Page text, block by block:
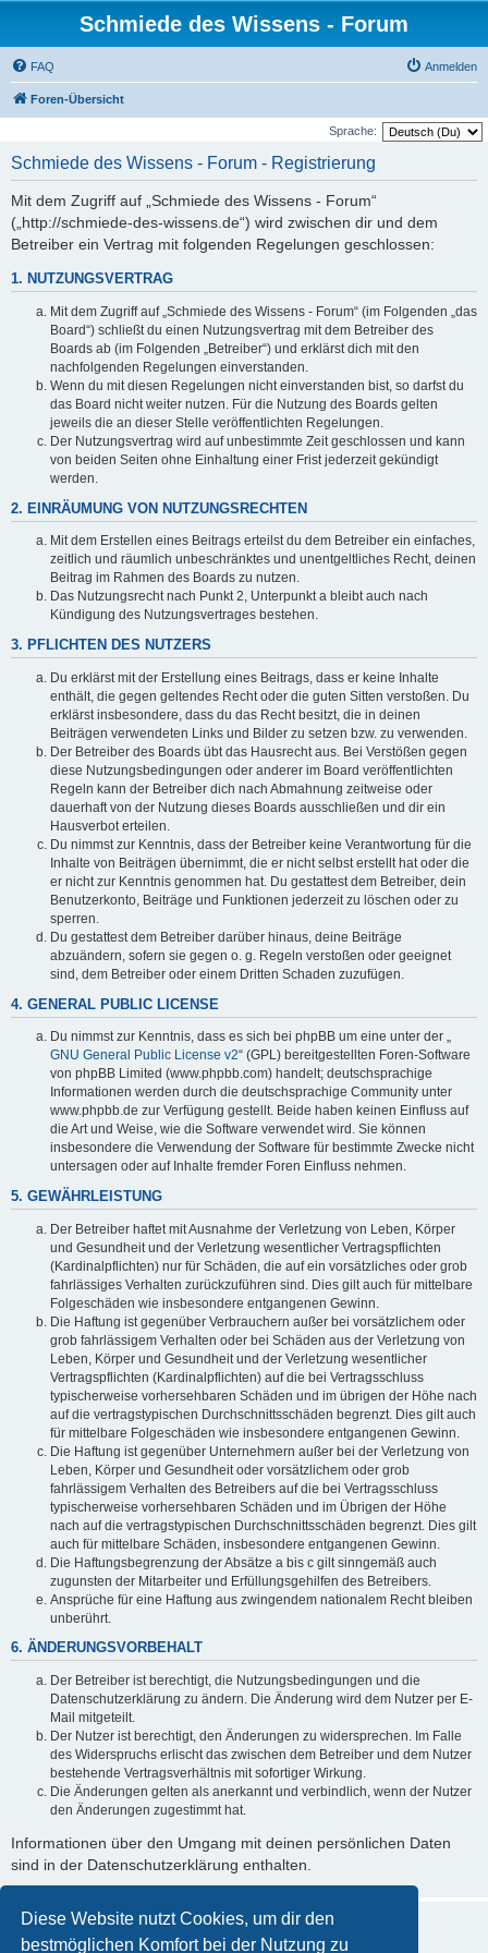
Diese Website nutzt Cookies, um dir den
bestmöglichen Komfort bei der Nutzung zu
Schmiede des Wissens - Forum
FAQ Anmelden
Foren-Übersicht
Sprache:
Schmiede des Wissens - Forum - Registrierung
Mit dem Zugriff auf „Schmiede des Wissens - Forum“
(„http://schmiede-des-wissens.de“) wird zwischen dir und dem
Betreiber ein Vertrag mit folgenden Regelungen geschlossen:
1. NUTZUNGSVERTRAG
Mit dem Zugriff auf „Schmiede des Wissens - Forum“ (im Folgenden „das
Board“) schließt du einen Nutzungsvertrag mit dem Betreiber des
Boards ab (im Folgenden „Betreiber“) und erklärst dich mit den
nachfolgenden Regelungen einverstanden.
Wenn du mit diesen Regelungen nicht einverstanden bist, so darfst du
das Board nicht weiter nutzen. Für die Nutzung des Boards gelten
jeweils die an dieser Stelle veröffentlichten Regelungen.
Der Nutzungsvertrag wird auf unbestimmte Zeit geschlossen und kann
von beiden Seiten ohne Einhaltung einer Frist jederzeit gekündigt
werden.
2. EINRÄUMUNG VON NUTZUNGSRECHTEN
Mit dem Erstellen eines Beitrags erteilst du dem Betreiber ein einfaches,
zeitlich und räumlich unbeschränktes und unentgeltliches Recht, deinen
Beitrag im Rahmen des Boards zu nutzen.
Das Nutzungsrecht nach Punkt 2, Unterpunkt a bleibt auch nach
Kündigung des Nutzungsvertrages bestehen.
3. PFLICHTEN DES NUTZERS
Du erklärst mit der Erstellung eines Beitrags, dass er keine Inhalte
enthält, die gegen geltendes Recht oder die guten Sitten verstoßen. Du
erklärst insbesondere, dass du das Recht besitzt, die in deinen
Beiträgen verwendeten Links und Bilder zu setzen bzw. zu verwenden.
Der Betreiber des Boards übt das Hausrecht aus. Bei Verstößen gegen
diese Nutzungsbedingungen oder anderer im Board veröffentlichten
Regeln kann der Betreiber dich nach Abmahnung zeitweise oder
dauerhaft von der Nutzung dieses Boards ausschließen und dir ein
Hausverbot erteilen.
Du nimmst zur Kenntnis, dass der Betreiber keine Verantwortung für die
Inhalte von Beiträgen übernimmt, die er nicht selbst erstellt hat oder die
er nicht zur Kenntnis genommen hat. Du gestattest dem Betreiber, dein
Benutzerkonto, Beiträge und Funktionen jederzeit zu löschen oder zu
sperren.
Du gestattest dem Betreiber darüber hinaus, deine Beiträge
abzuändern, sofern sie gegen o. g. Regeln verstoßen oder geeignet
sind, dem Betreiber oder einem Dritten Schaden zuzufügen.
4. GENERAL PUBLIC LICENSE
Du nimmst zur Kenntnis, dass es sich bei phpBB um eine unter der „
GNU General Public License v2“ (GPL) bereitgestellten Foren-Software
von phpBB Limited (www.phpbb.com) handelt; deutschsprachige
Informationen werden durch die deutschsprachige Community unter
www.phpbb.de zur Verfügung gestellt. Beide haben keinen Einfluss auf
die Art und Weise, wie die Software verwendet wird. Sie können
insbesondere die Verwendung der Software für bestimmte Zwecke nicht
untersagen oder auf Inhalte fremder Foren Einfluss nehmen.
5. GEWÄHRLEISTUNG
Der Betreiber haftet mit Ausnahme der Verletzung von Leben, Körper
und Gesundheit und der Verletzung wesentlicher Vertragspflichten
(Kardinalpflichten) nur für Schäden, die auf ein vorsätzliches oder grob
fahrlässiges Verhalten zurückzuführen sind. Dies gilt auch für mittelbare
Folgeschäden wie insbesondere entgangenen Gewinn.
Die Haftung ist gegenüber Verbrauchern außer bei vorsätzlichem oder
grob fahrlässigem Verhalten oder bei Schäden aus der Verletzung von
Leben, Körper und Gesundheit und der Verletzung wesentlicher
Vertragspflichten (Kardinalpflichten) auf die bei Vertragsschluss
typischerweise vorhersehbaren Schäden und im übrigen der Höhe nach
auf die vertragstypischen Durchschnittsschäden begrenzt. Dies gilt auch
für mittelbare Folgeschäden wie insbesondere entgangenen Gewinn.
Die Haftung ist gegenüber Unternehmern außer bei der Verletzung von
Leben, Körper und Gesundheit oder vorsätzlichem oder grob
fahrlässigem Verhalten des Betreibers auf die bei Vertragsschluss
typischerweise vorhersehbaren Schäden und im Übrigen der Höhe
nach auf die vertragstypischen Durchschnittsschäden begrenzt. Dies gilt
auch für mittelbare Schäden, insbesondere entgangenen Gewinn.
Die Haftungsbegrenzung der Absätze a bis c gilt sinngemäß auch
zugunsten der Mitarbeiter und Erfüllungsgehilfen des Betreibers.
Ansprüche für eine Haftung aus zwingendem nationalem Recht bleiben
unberührt.
6. ÄNDERUNGSVORBEHALT
Der Betreiber ist berechtigt, die Nutzungsbedingungen und die
Datenschutzerklärung zu ändern. Die Änderung wird dem Nutzer per E-
Mail mitgeteilt.
Der Nutzer ist berechtigt, den Änderungen zu widersprechen. Im Falle
des Widerspruchs erlischt das zwischen dem Betreiber und dem Nutzer
bestehende Vertragsverhältnis mit sofortiger Wirkung.
Die Änderungen gelten als anerkannt und verbindlich, wenn der Nutzer
den Änderungen zugestimmt hat.
Informationen über den Umgang mit deinen persönlichen Daten
sind in der Datenschutzerklärung enthalten.